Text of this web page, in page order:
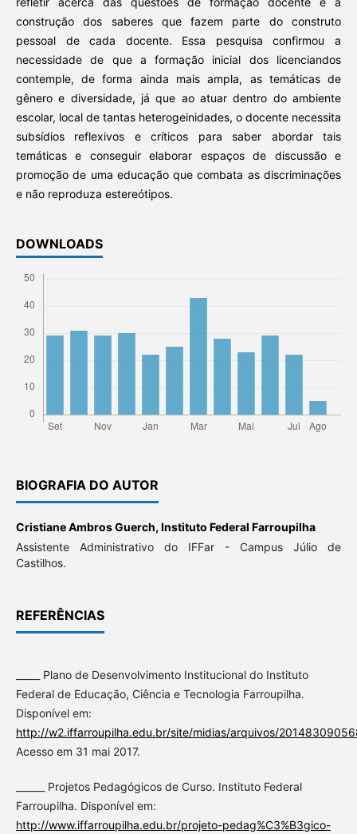
construção dos saberes que fazem parte do construto
pessoal de cada docente. Essa pesquisa confirmou a
necessidade de que a formação inicial dos licenciandos
contemple, de forma ainda mais ampla, as temáticas de
gênero e diversidade, já que ao atuar dentro do ambiente
escolar, local de tantas heterogeinidades, o docente necessita
subsídios reflexivos e críticos para saber abordar tais
temáticas e conseguir elaborar espaços de discussão e
promoção de uma educação que combata as discriminações
e não reproduza estereótipos.
DOWNLOADS
BIOGRAFIA DO AUTOR
Cristiane Ambros Guerch, Instituto Federal Farroupilha
Assistente Administrativo do IFFar - Campus Júlio de
Castilhos.
REFERÊNCIAS
_____ Plano de Desenvolvimento Institucional do Instituto
Federal de Educação, Ciência e Tecnologia Farroupilha.
Disponível em:
http://w2.iffarroupilha.edu.br/site/midias/arquivos/
Acesso em 31 mai 2017.
______ Projetos Pedagógicos de Curso. Instituto Federal
Farroupilha. Disponível em:
http://www.iffarroupilha.edu.br/projeto-pedag%C3%B3gico-